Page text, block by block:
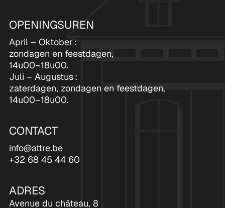
OPENINGSUREN
April – Oktober :
zondagen en feestdagen,
14u00–18u00.
Juli – Augustus :
zaterdagen, zondagen en feestdagen,
14u00–18u00.
CONTACT
info@attre.be
+32 68 45 44 60
ADRES
Avenue du château, 8